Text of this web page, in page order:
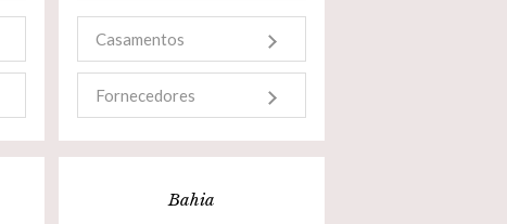
Casamentos
Fornecedores
Bahia